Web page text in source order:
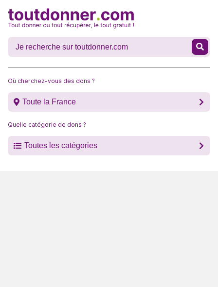
Où cherchez-vous des dons ?
Toute la France
Quelle catégorie de dons ?
Toutes les catégories